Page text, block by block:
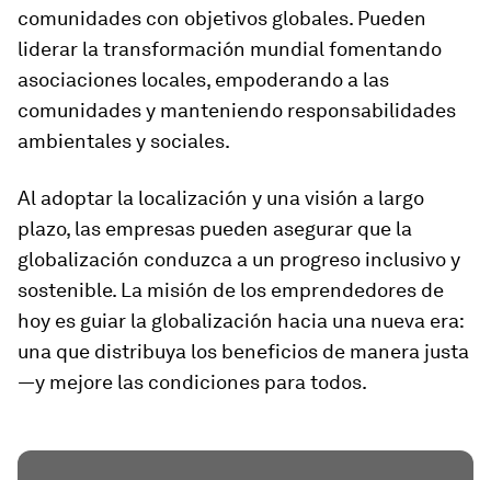
comunidades con objetivos globales. Pueden
liderar la transformación mundial fomentando
asociaciones locales, empoderando a las
comunidades y manteniendo responsabilidades
ambientales y sociales.
Al adoptar la localización y una visión a largo
plazo, las empresas pueden asegurar que la
globalización conduzca a un progreso inclusivo y
sostenible. La misión de los emprendedores de
hoy es guiar la globalización hacia una nueva era:
una que distribuya los beneficios de manera justa
—y mejore las condiciones para todos.